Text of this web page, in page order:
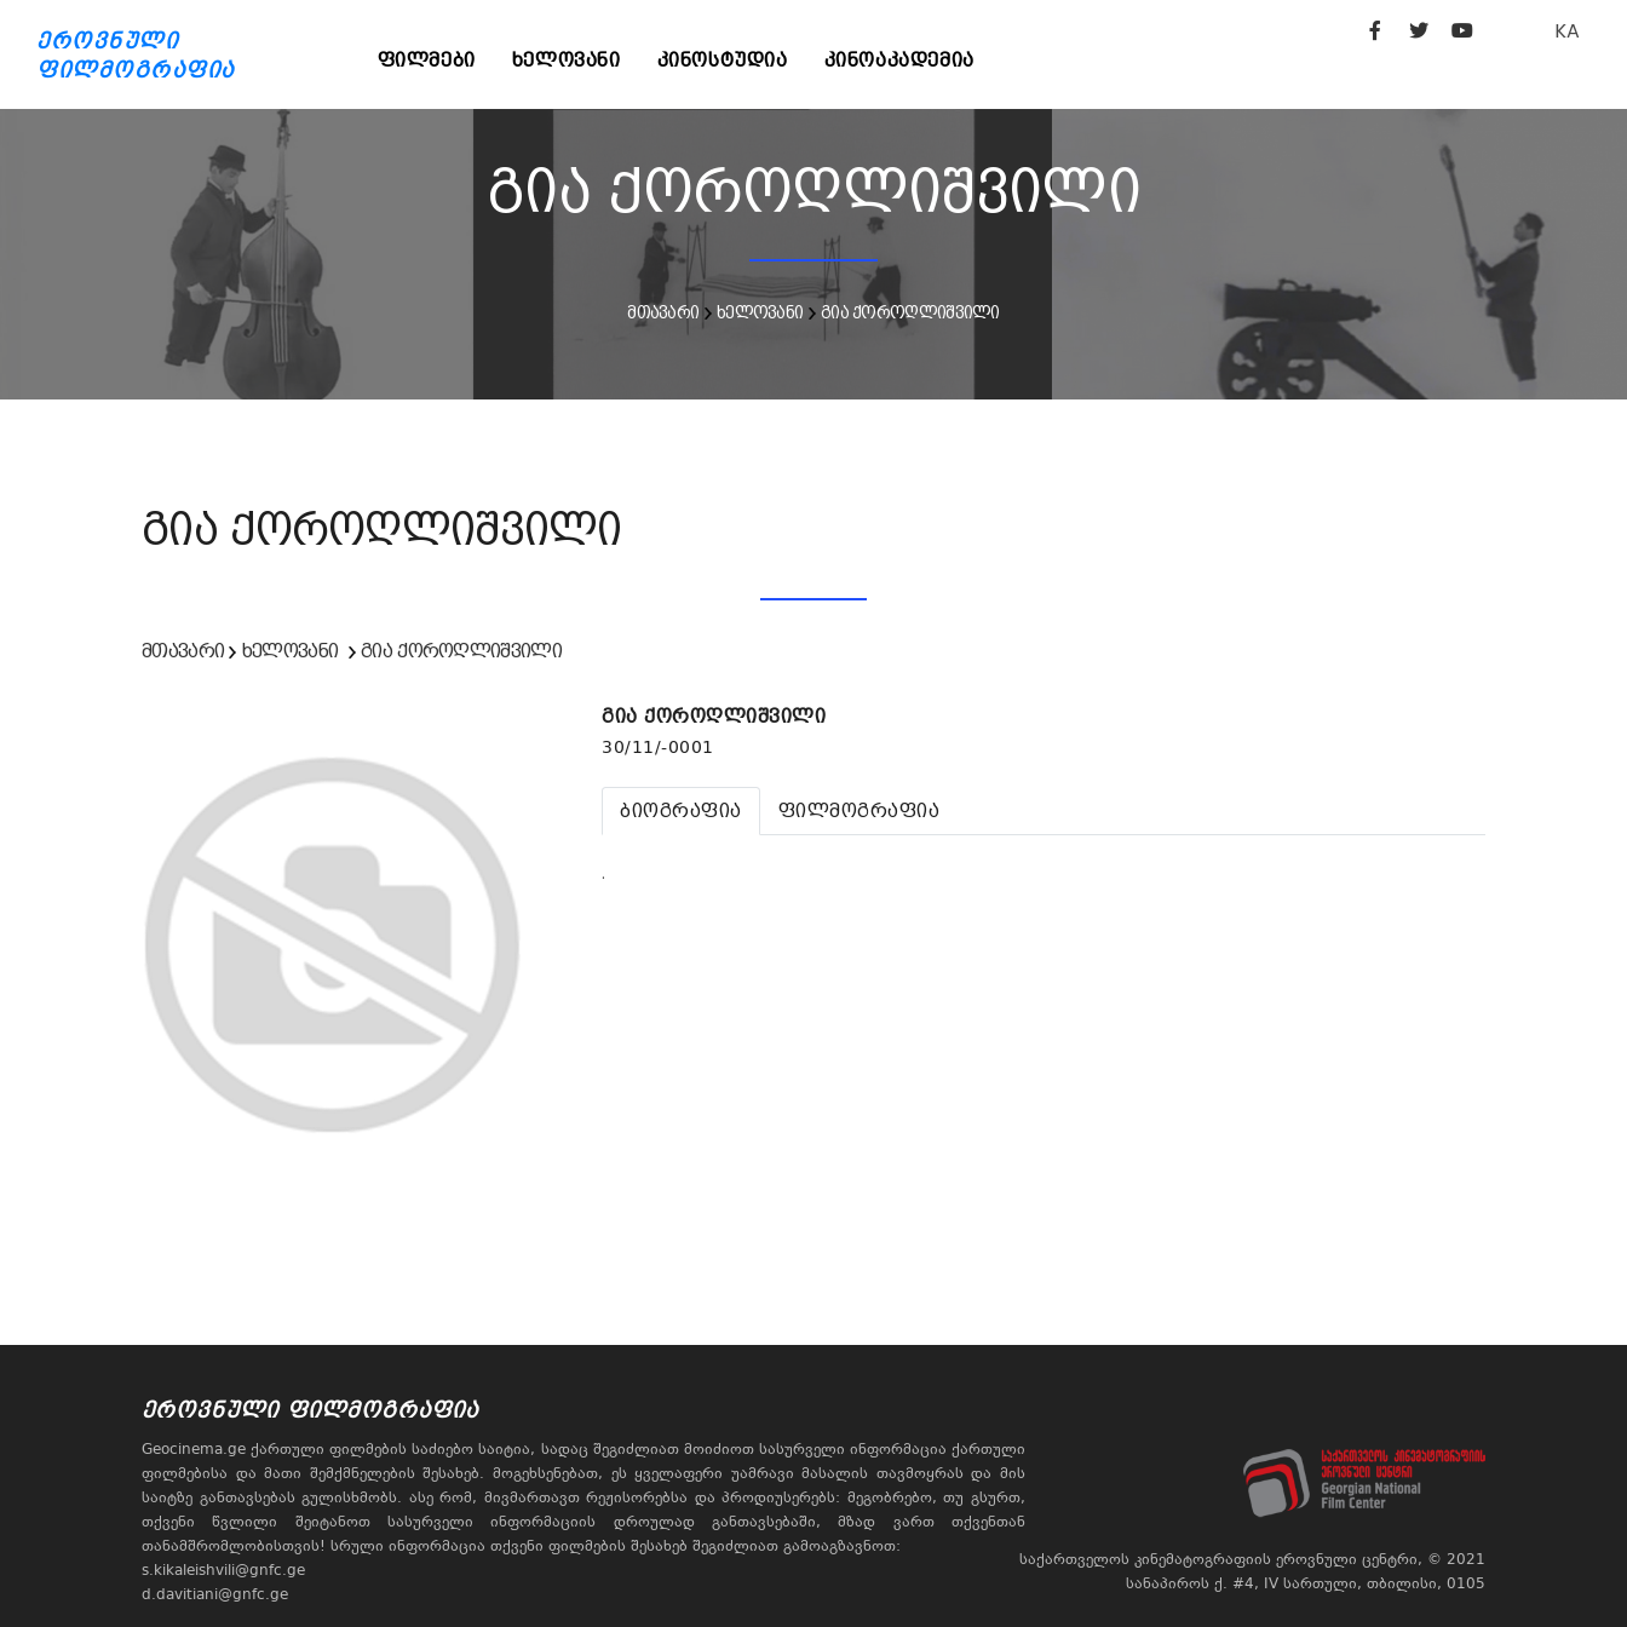
ეროვნული
ფილმოგრაფია
KA
ᲤᲘᲚᲛᲔᲑᲘ ᲮᲔᲚᲝᲕᲐᲜᲘ ᲙᲘᲜᲝᲡᲢᲣᲓᲘᲐ ᲙᲘᲜᲝᲐᲙᲐᲓᲔᲛᲘᲐ
გია ქოროღლიშვილი
მთავარი ხელოვანი გია ქოროღლიშვილი
გია ქოროღლიშვილი
მთავარი ხელოვანი გია ქოროღლიშვილი
გია ქოროღლიშვილი
30/11/-0001
ბიოგრაფია ფილმოგრაფია
.
ᲔᲠᲝᲕᲜᲣᲚᲘ ᲤᲘᲚᲛᲝᲒᲠᲐᲤᲘᲐ
Geocinema.ge ქართული ფილმების საძიებო საიტია, სადაც შეგიძლიათ მოიძიოთ სასურველი ინფორმაცია ქართული
ფილმებისა და მათი შემქმნელების შესახებ. მოგეხსენებათ, ეს ყველაფერი უამრავი მასალის თავმოყრას და მის
საიტზე განთავსებას გულისხმობს. ასე რომ, მივმართავთ რეჟისორებსა და პროდიუსერებს: მეგობრებო, თუ გსურთ,
თქვენი წვლილი შეიტანოთ სასურველი ინფორმაციის დროულად განთავსებაში, მზად ვართ თქვენთან
თანამშრომლობისთვის! სრული ინფორმაცია თქვენი ფილმების შესახებ შეგიძლიათ გამოაგზავნოთ:
s.kikaleishvili@gnfc.ge
d.davitiani@gnfc.ge
საქართველოს კინემატოგრაფიის ეროვნული ცენტრი, © 2021
სანაპიროს ქ. #4, IV სართული, თბილისი, 0105